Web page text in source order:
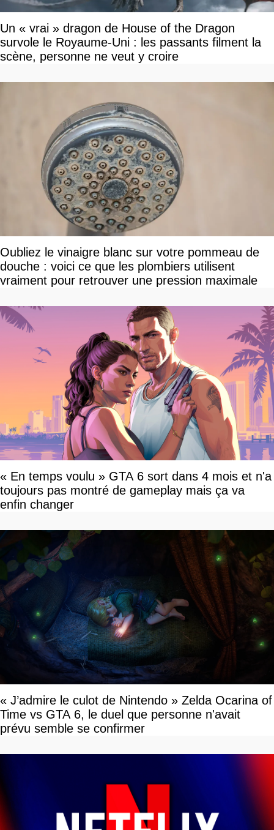
Un « vrai » dragon de House of the Dragon
survole le Royaume-Uni : les passants filment la
scène, personne ne veut y croire
Oubliez le vinaigre blanc sur votre pommeau de
douche : voici ce que les plombiers utilisent
vraiment pour retrouver une pression maximale
« En temps voulu » GTA 6 sort dans 4 mois et n'a
toujours pas montré de gameplay mais ça va
enfin changer
« J’admire le culot de Nintendo » Zelda Ocarina of
Time vs GTA 6, le duel que personne n'avait
prévu semble se confirmer